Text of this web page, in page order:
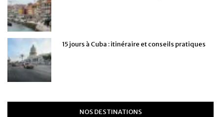
15 jours à Cuba : itinéraire et conseils pratiques
NOS DESTINATIONS